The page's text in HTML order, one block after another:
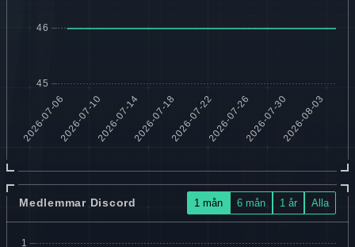
Medlemmar Discord 1 mån 6 mån 1 år Alla